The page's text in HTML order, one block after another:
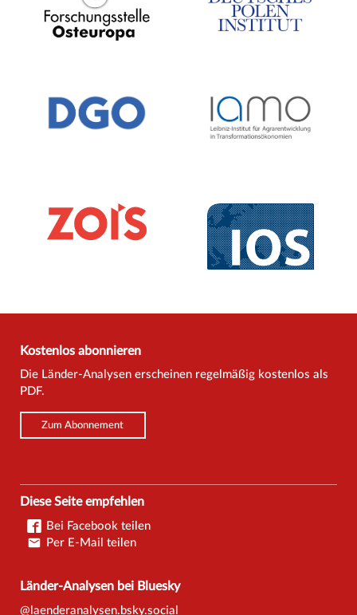
Kostenlos abonnieren
Die Länder-Analysen erscheinen regelmäßig kostenlos als
PDF.
Zum Abonnement
Diese Seite empfehlen
Bei Facebook teilen
Per E-Mail teilen
Länder-Analysen bei Bluesky
@laenderanalysen.bsky.social